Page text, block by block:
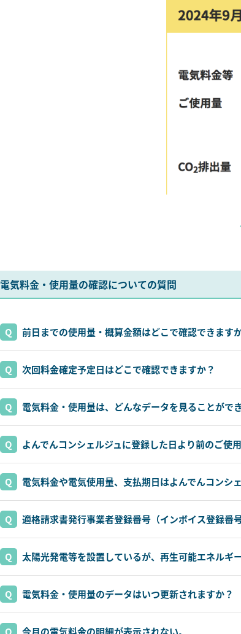
電気料金・使用量の確認についての質問
前日までの使用量・概算金額はどこで確認できます
次回料金確定予定日はどこで確認できますか？
電気料金・使用量は、どんなデータを見ることがで
よんでんコンシェルジュに登録した日より前のご使
電気料金や電気使用量、支払期日はよんでんコンシ
適格請求書発行事業者登録番号（インボイス登録番
太陽光発電等を設置しているが、再生可能エネルギ
電気料金・使用量のデータはいつ更新されますか？
今月の電気料金の明細が表示されない。